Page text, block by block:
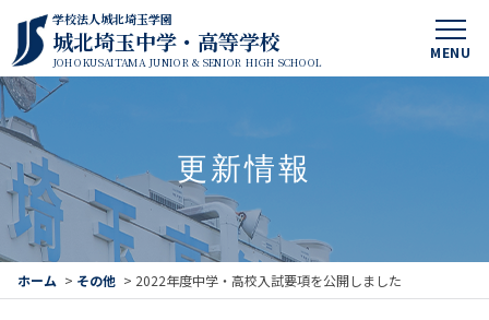
MENU
学校法人城北埼玉学園
城北埼玉中学・高等学校
JOHOKUSAITAMA JUNIOR & SENIOR HIGH SCHOOL
更新情報
ホーム > その他 > 2022年度中学・高校入試要項を公開しました